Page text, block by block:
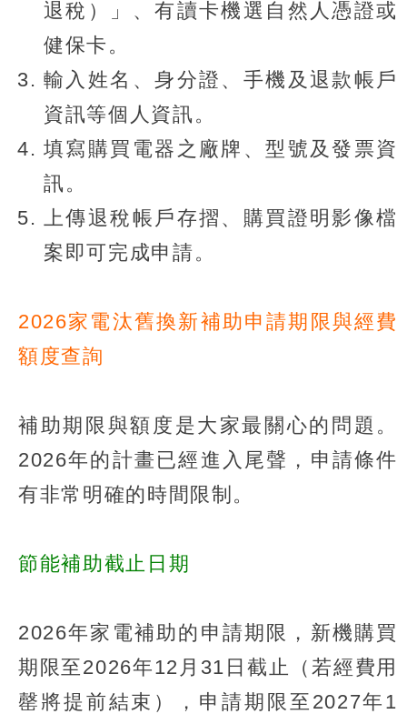
退稅）」、有讀卡機選自然人憑證或
健保卡。
輸入姓名、身分證、手機及退款帳戶
資訊等個人資訊。
填寫購買電器之廠牌、型號及發票資
訊。
上傳退稅帳戶存摺、購買證明影像檔
案即可完成申請。
2026家電汰舊換新補助申請期限與經費
額度查詢
補助期限與額度是大家最關心的問題。
2026年的計畫已經進入尾聲，申請條件
有非常明確的時間限制。
節能補助截止日期
2026年家電補助的申請期限，新機購買
期限至2026年12月31日截止（若經費用
罄將提前結束），申請期限至2027年1